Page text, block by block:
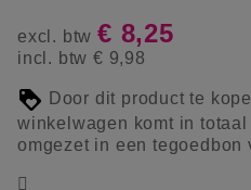
excl. btw € 8,25
incl. btw € 9,98
Door dit product te
winkelwagen komt in totaal
omgezet in een tegoedbon
